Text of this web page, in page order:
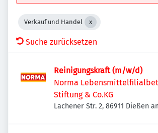
Verkauf und Handel
Suche zurücksetzen
Reinigungskraft (m/w/d)
Norma
Stiftung & Co.KG
Lachener Str. 2, 86911 Dießen